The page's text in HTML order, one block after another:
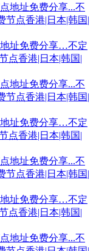
地址免费分享…不定
点香港|日本|韩国|
地址免费分享…不定
点香港|日本|韩国|
地址免费分享…不定
点香港|日本|韩国|